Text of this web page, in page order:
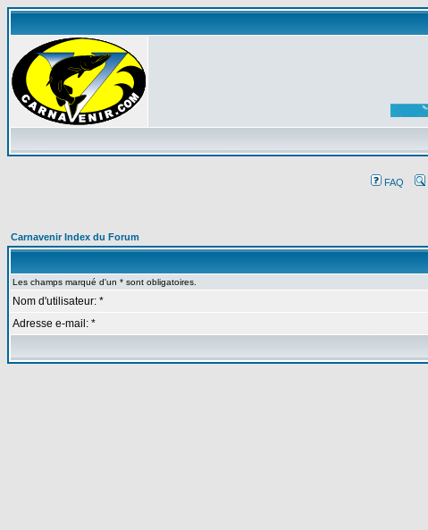
FAQ
Carnavenir Index du Forum
Les champs marqué d'un * sont obligatoires.
Nom d'utilisateur: *
Adresse e-mail: *